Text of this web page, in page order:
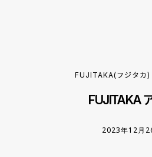
FUJITAKA(フジタカ)
FUJITAKA
2023年12月